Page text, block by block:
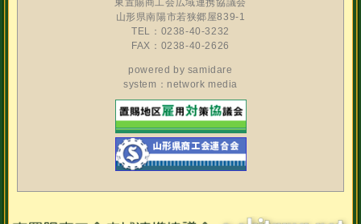
東置賜商工会広域連携協議会
山形県南陽市若狭郷屋839-1
TEL：0238-40-3232
FAX：0238-40-2626
powered by samidare
system：network media